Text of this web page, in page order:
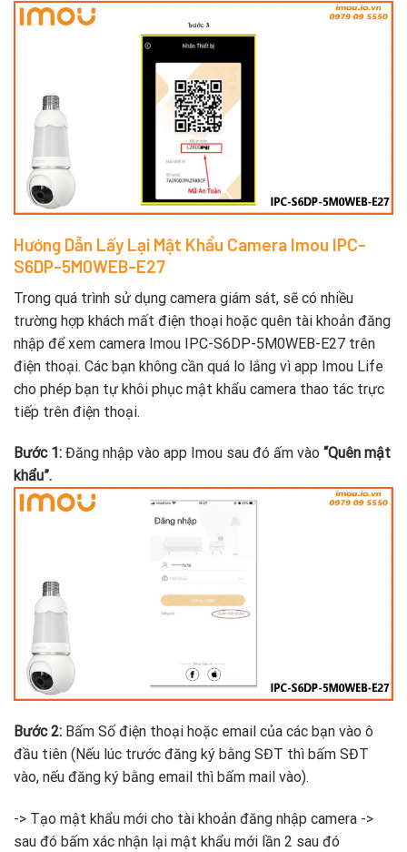
Hướng Dẫn Lấy Lại Mật Khẩu Camera Imou IPC-
S6DP-5M0WEB-E27
Trong quá trình sử dụng camera giám sát, sẽ có nhiều
trường hợp khách mất điện thoại hoặc quên tài khoản đăng
nhập để xem camera Imou IPC-S6DP-5M0WEB-E27 trên
điện thoại. Các bạn không cần quá lo lắng vì app Imou Life
cho phép bạn tự khôi phục mật khẩu camera thao tác trực
tiếp trên điện thoại.
Bước 1: Đăng nhập vào app Imou sau đó ấm vào “Quên mật
khẩu”.
Bước 2: Bấm Số điện thoại hoặc email của các bạn vào ô
đầu tiên (Nếu lúc trước đăng ký bằng SĐT thì bấm SĐT
vào, nếu đăng ký bằng email thì bấm mail vào).
-> Tạo mật khẩu mới cho tài khoản đăng nhập camera ->
sau đó bấm xác nhận lại mật khẩu mới lần 2 sau đó